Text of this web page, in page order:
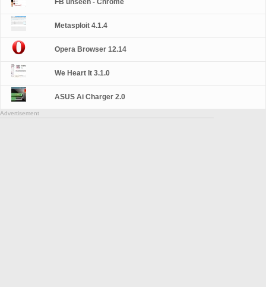
FB unseen - Chrome
Metasploit 4.1.4
Opera Browser 12.14
We Heart It 3.1.0
ASUS Ai Charger 2.0
Advertisement